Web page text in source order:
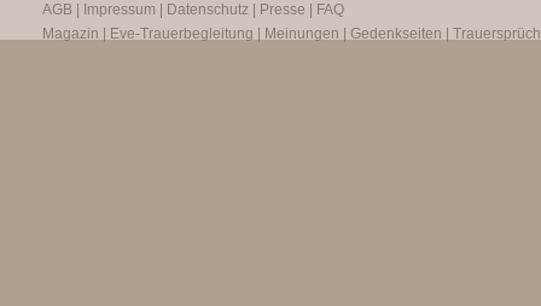
AGB
Impressum Datenschutz Presse
FAQ
Magazin
Eve-Trauerbegleitung Meinungen Gedenkseiten